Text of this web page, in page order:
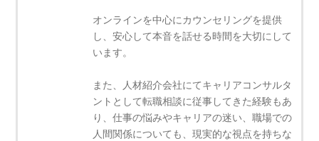
オンラインを中心にカウンセリングを提供
し、安心して本音を話せる時間を大切にして
います。
また、人材紹介会社にてキャリアコンサルタ
ントとして転職相談に従事してきた経験もあ
り、仕事の悩みやキャリアの迷い、職場での
人間関係についても、現実的な視点を持ちな